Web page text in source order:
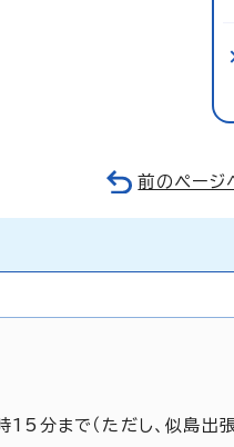
前のページ
分まで（ただし、似島